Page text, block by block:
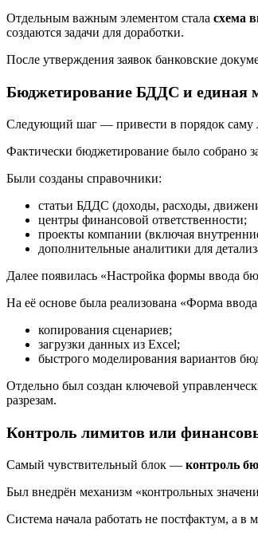
Отдельным важным элементом стала схема
создаются задачи для доработки.
После утверждения заявок банковские
Бюджетирование БДДС и единая
Следующий шаг — привести в порядок саму
Фактически бюджетирование было собрано
Были созданы справочники:
статьи БДДС (доходы, расходы,
центры финансовой ответственности;
проекты компании (включая
дополнительные аналитики для
Далее появилась «Настройка формы ввода
На её основе была реализована «Форма
копирования сценариев;
загрузки данных из Excel;
быстрого моделирования вариантов
Отдельно был создан ключевой
разрезам.
Контроль лимитов или
Самый чувствительный блок — контроль
Был внедрён механизм «контрольных
Система начала работать не постфактум, а в